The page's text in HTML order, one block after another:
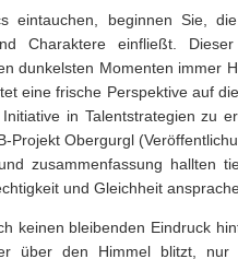
eintauchen, beginnen Sie,
Charaktere einfließt.
dunkelsten Momenten immer
eine frische Perspektive auf
in Talentstrategien zu
Projekt Obergurgl
zusammenfassung hallten
und Gleichheit
keinen bleibenden Eindruck
über den Himmel blitzt, nur